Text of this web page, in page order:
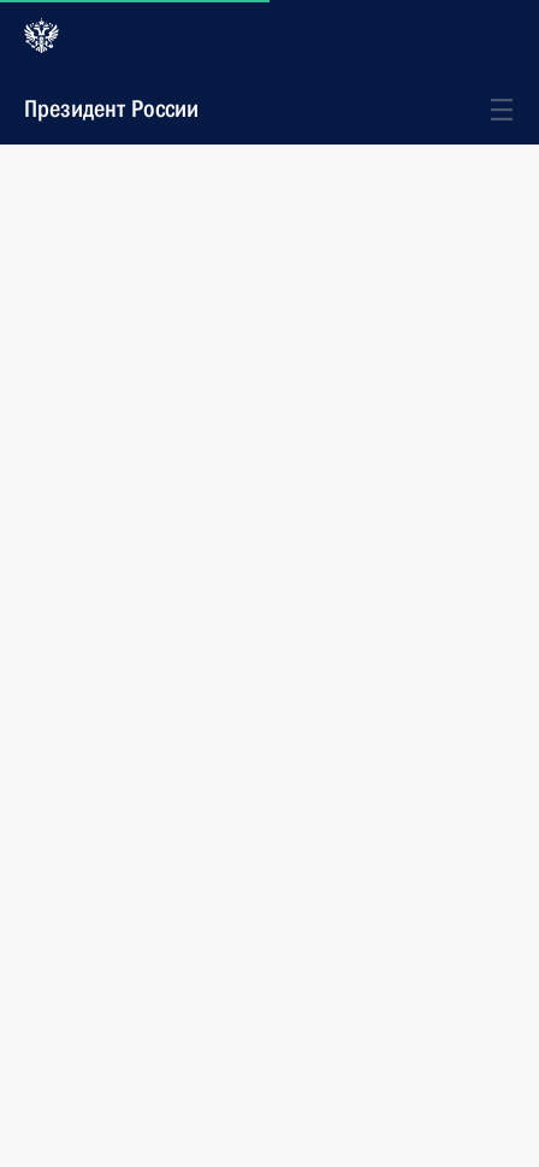
Президент России